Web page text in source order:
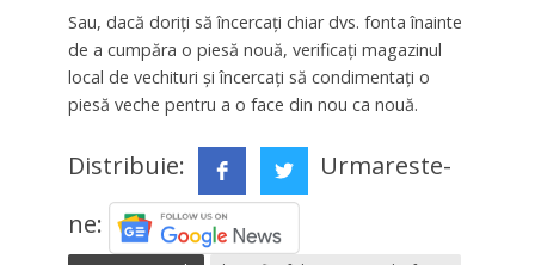
Sau, dacă doriți să încercați chiar dvs. fonta înainte
de a cumpăra o piesă nouă, verificați magazinul
local de vechituri și încercați să condimentați o
piesă veche pentru a o face din nou ca nouă.
Distribuie:
Urmareste-
ne: